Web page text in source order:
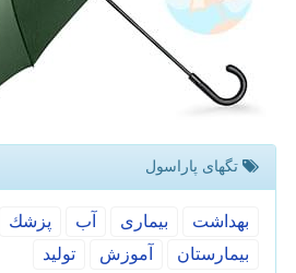
تگهای پاراسول
بهداشت بیماری آب پزشك
بیمارستان
آموزش تولید